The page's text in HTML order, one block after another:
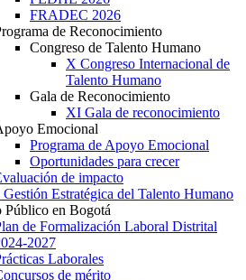
FRADEC 2026
de Reconocimiento
Congreso de Talento Humano
X Congreso Internacional de
Talento Humano
Gala de Reconocimiento
XI Gala de reconocimiento
Emocional
Programa de Apoyo Emocional
Oportunidades para crecer
de impacto
Estratégica del Talento Humano
Público en Bogotá
de Formalización Laboral Distrital
2027
Laborales
de mérito